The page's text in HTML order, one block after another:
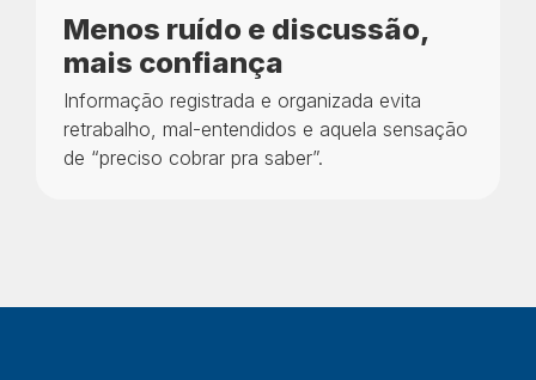
Menos ruído e discussão,
mais confiança
Informação registrada e organizada evita
retrabalho, mal-entendidos e aquela sensação
de “preciso cobrar pra saber”.